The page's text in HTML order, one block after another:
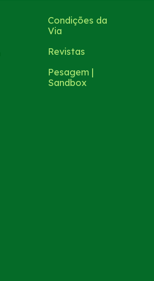
Condições da
Via
Revistas
Pesagem |
Sandbox